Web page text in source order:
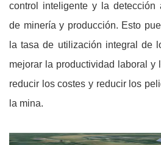
control inteligente y la detección
de minería y producción. Esto
la tasa de utilización integral de
mejorar la productividad laboral y
reducir los costes y reducir los
la mina.